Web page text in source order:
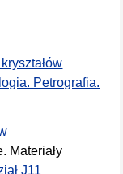
Petrografia.
Materiały
J11